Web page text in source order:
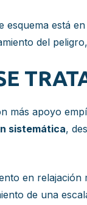
esquema está
del
más apoyo
sistemática,
en
de una